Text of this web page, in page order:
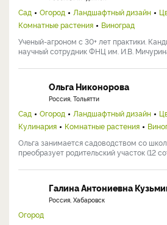
Сад Огород Ландшафтный дизайн
Комнатные растения
Виноград
Ученый-агроном с 30+ лет практики.
научный сотрудник ФНЦ им. И.В. Мичурина,
Ольга Никонорова
Россия, Тольятти
Сад Огород Ландшафтный дизайн
Кулинария
Комнатные растения
Ольга занимается садоводством со
преобразует родительский участок (12
Галина Антониевна
Россия, Хабаровск
Огород